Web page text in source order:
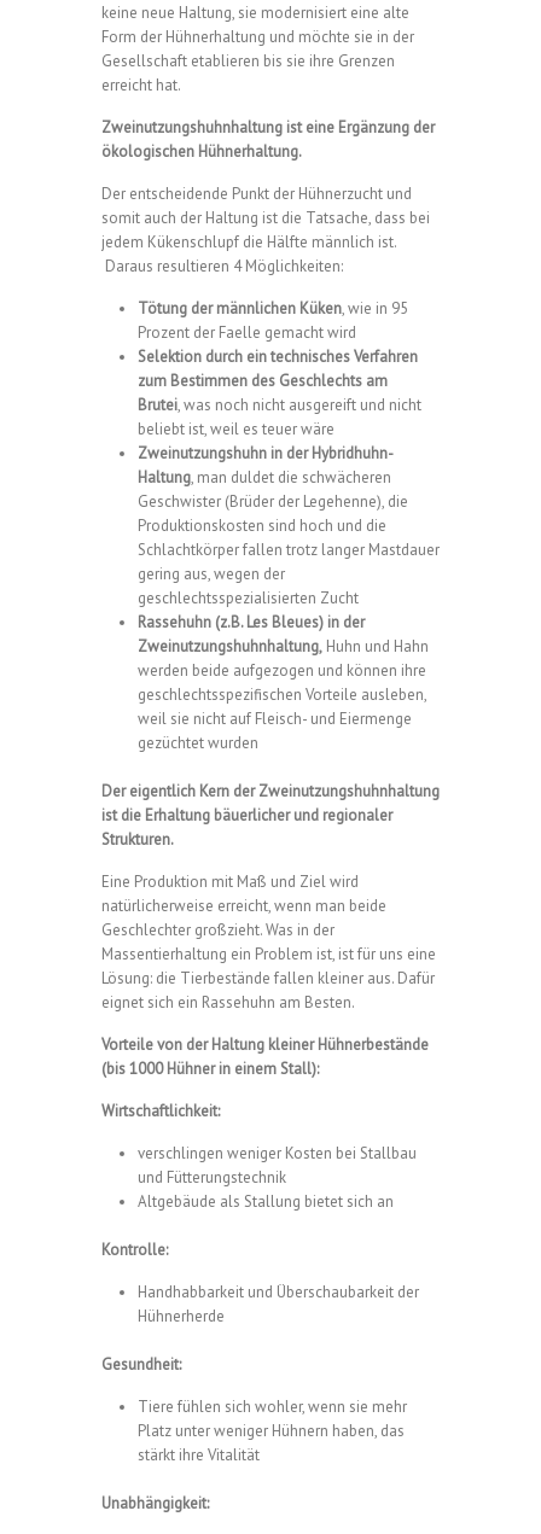
keine neue Haltung, sie modernisiert eine alte
Form der Hühnerhaltung und möchte sie in der
Gesellschaft etablieren bis sie ihre Grenzen
erreicht hat.
Zweinutzungshuhnhaltung ist eine Ergänzung der
ökologischen Hühnerhaltung.
Der entscheidende Punkt der Hühnerzucht und
somit auch der Haltung ist die Tatsache, dass bei
jedem Kükenschlupf die Hälfte männlich ist.
Daraus resultieren 4 Möglichkeiten:
Tötung der männlichen Küken, wie in 95
Prozent der Faelle gemacht wird
Selektion durch ein technisches Verfahren
zum Bestimmen des Geschlechts am
Brutei, was noch nicht ausgereift und nicht
beliebt ist, weil es teuer wäre
Zweinutzungshuhn in der Hybridhuhn-
Haltung, man duldet die schwächeren
Geschwister (Brüder der Legehenne), die
Produktionskosten sind hoch und die
Schlachtkörper fallen trotz langer Mastdauer
gering aus, wegen der
geschlechtsspezialisierten Zucht
Rassehuhn (z.B. Les Bleues) in der
Zweinutzungshuhnhaltung, Huhn und Hahn
werden beide aufgezogen und können ihre
geschlechtsspezifischen Vorteile ausleben,
weil sie nicht auf Fleisch- und Eiermenge
gezüchtet wurden
Der eigentlich Kern der Zweinutzungshuhnhaltung
ist die Erhaltung bäuerlicher und regionaler
Strukturen.
Eine Produktion mit Maß und Ziel wird
natürlicherweise erreicht, wenn man beide
Geschlechter großzieht. Was in der
Massentierhaltung ein Problem ist, ist für uns eine
Lösung: die Tierbestände fallen kleiner aus. Dafür
eignet sich ein Rassehuhn am Besten.
Vorteile von der Haltung kleiner Hühnerbestände
(bis 1000 Hühner in einem Stall):
Wirtschaftlichkeit:
verschlingen weniger Kosten bei Stallbau
und Fütterungstechnik
Altgebäude als Stallung bietet sich an
Kontrolle:
Handhabbarkeit und Überschaubarkeit der
Hühnerherde
Gesundheit:
Tiere fühlen sich wohler, wenn sie mehr
Platz unter weniger Hühnern haben, das
stärkt ihre Vitalität
Unabhängigkeit: